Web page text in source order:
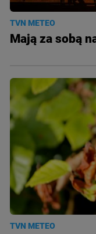
TVN METEO
Mają za sobą
TVN METEO